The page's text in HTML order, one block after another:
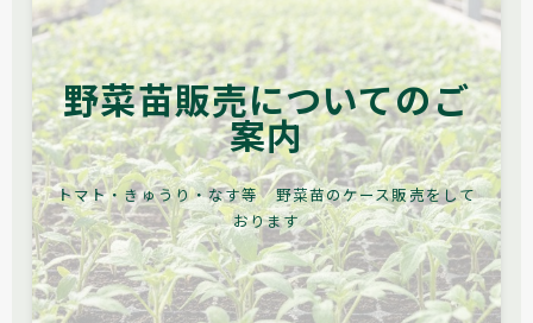
野菜苗販売についてのご
案内
トマト・きゅうり・なす等 野菜苗のケース販売をして
おります